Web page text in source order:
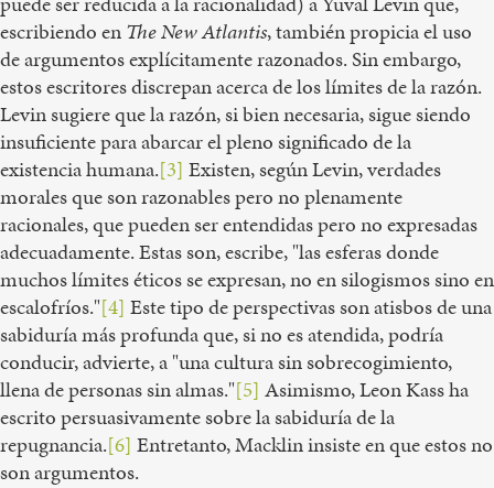
escribiendo enThe New Atlantis, también propicia el uso
de argumentos explícitamente razonados. Sin embargo,
estos escritores discrepan acerca de los límites de la razón.
Levin sugiere que la razón, si bien necesaria, sigue siendo
insuficiente para abarcar el pleno significado de la
existencia humana.[3] Existen, según Levin, verdades
morales que son razonables pero no plenamente
racionales, que pueden ser entendidas pero no expresadas
adecuadamente. Estas son, escribe, "las esferas donde
muchos límites éticos se expresan, no en silogismos sino en
escalofríos."[4] Este tipo de perspectivas son atisbos de una
sabiduría más profunda que, si no es atendida, podría
conducir, advierte, a "una cultura sin sobrecogimiento,
llena de personas sin almas."[5] Asimismo, Leon Kass ha
escrito persuasivamente sobre la sabiduría de la
repugnancia.[6] Entretanto, Macklin insiste en que estos no
son argumentos.